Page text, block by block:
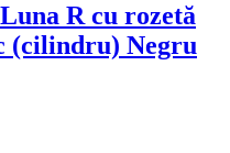
R cu rozetă
(cilindru) Negru